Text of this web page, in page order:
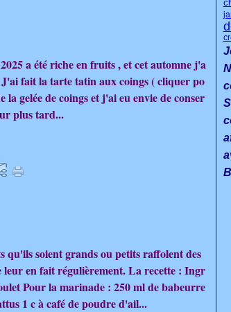
a été riche en fruits , et cet automne j'a
J'ai fait la tarte tatin aux coings ( cliquer po
gelée de coings et j'ai eu envie de conser
plus tard...
qu'ils soient grands ou petits raffolent des
leur en fait régulièrement. La recette : Ingr
Pour la marinade : 250 ml de babeurre
1 c à café de poudre d'ail...